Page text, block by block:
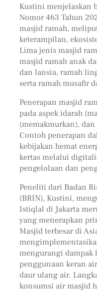
Kustini menjelaskan
Nomor 463 Tahun
masjid ramah,
keterampilan,
Lima jenis masjid
masjid ramah anak
dan lansia, ramah
serta ramah musafir
Penerapan masjid
pada aspek idarah
(memakmurkan),
Contoh penerapan
kebijakan hemat
kertas melalui
pengelolaan dan
Peneliti dari Badan
(BRIN), Kustini,
Istiqlal di Jakarta
yang menerapkan
Masjid terbesar di
mengurangi dampak
penggunaan keran
daur ulang air.
konsumsi air masjid